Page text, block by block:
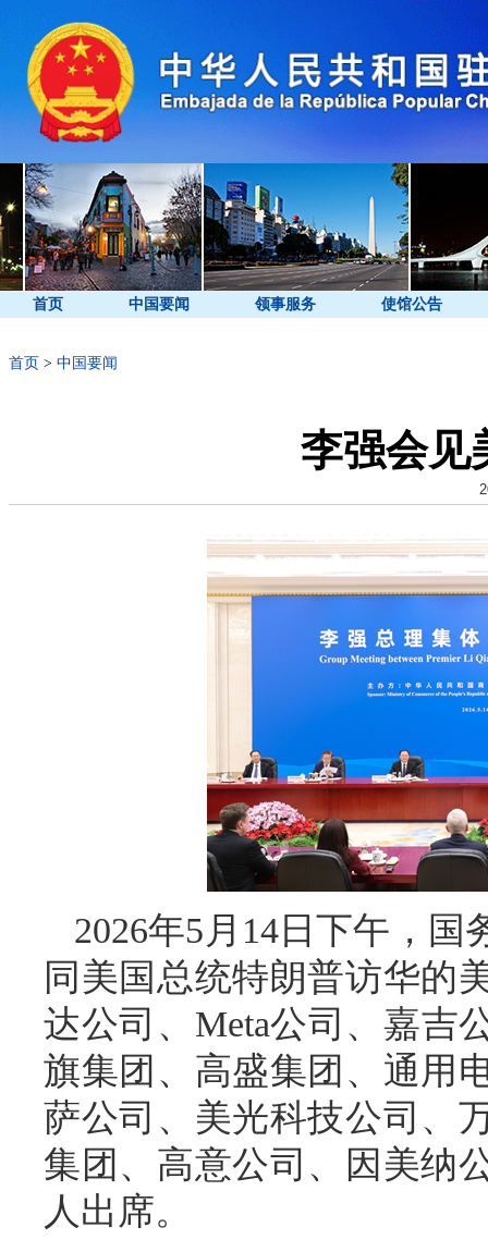
首页 中国要闻 领事服务 使馆公告
首页 > 中国要闻
李强会见
2026年5月14日下午，
同美国总统特朗普访华的
达公司、Meta公司、嘉吉
旗集团、高盛集团、通用
萨公司、美光科技公司、
集团、高意公司、因美纳
人出席。